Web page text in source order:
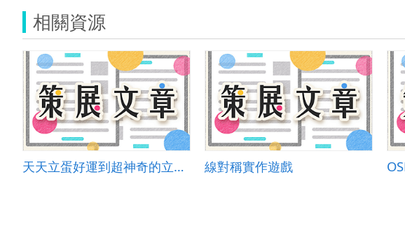
相關資源
天天立蛋好運到超神奇的立蛋比賽 線對稱實作遊戲